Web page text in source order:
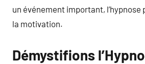
un événement important,
la motivation.
Démystifions